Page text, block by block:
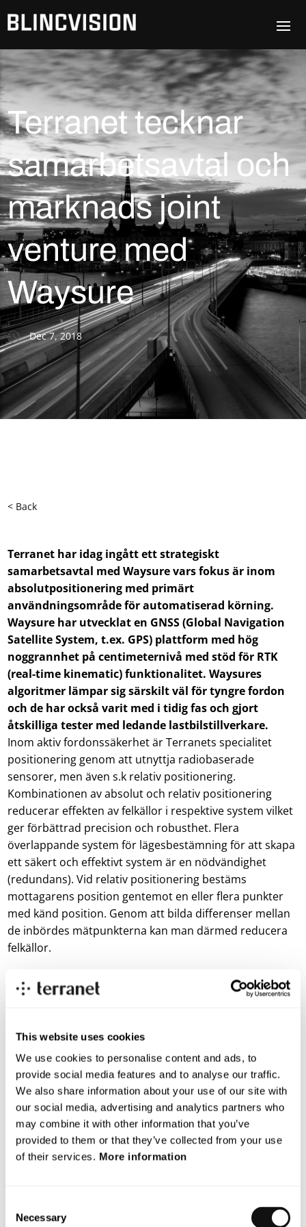
This website uses cookies
We use cookies to personalise content and ads, to
provide social media features and to analyse our traffic.
We also share information about your use of our site with
our social media, advertising and analytics partners who
may combine it with other information that you’ve
provided to them or that they’ve collected from your use
of their services. More information
Selection
Necessary
Terranet tecknar
samarbetsavtal och
marknads joint
venture med
Waysure
Dec 7, 2018
< Back
Terranet har idag ingått ett strategiskt
samarbetsavtal med Waysure vars fokus är inom
absolutpositionering med primärt
användningsområde för automatiserad körning.
Waysure har utvecklat en GNSS (Global Navigation
Satellite System, t.ex. GPS) plattform med hög
noggrannhet på centimeternivå med stöd för RTK
(real-time kinematic) funktionalitet. Waysures
algoritmer lämpar sig särskilt väl för tyngre fordon
och de har också varit med i tidig fas och gjort
åtskilliga tester med ledande lastbilstillverkare.
Inom aktiv fordonssäkerhet är Terranets specialitet
positionering genom att utnyttja radiobaserade
sensorer, men även s.k relativ positionering.
Kombinationen av absolut och relativ positionering
reducerar effekten av felkällor i respektive system vilket
ger förbättrad precision och robusthet. Flera
överlappande system för lägesbestämning för att skapa
ett säkert och effektivt system är en nödvändighet
(redundans). Vid relativ positionering bestäms
mottagarens position gentemot en eller flera punkter
med känd position. Genom att bilda differenser mellan
de inbördes mätpunkterna kan man därmed reducera
felkällor.
“Vi är mycket nöjda att ingå detta samarbete. Syftet är
att gemensamt adressera en betydande tillväxtmarknad
hävstång utifrån samarbetet med Qualcomm, säger
Terranets VD Pär-Olof Johannesson.
Nästa vecka genomförs en intervju med Waysures VD
James Tidd.
För mer information kontakta:
Pär-Olof Johannesson, VD